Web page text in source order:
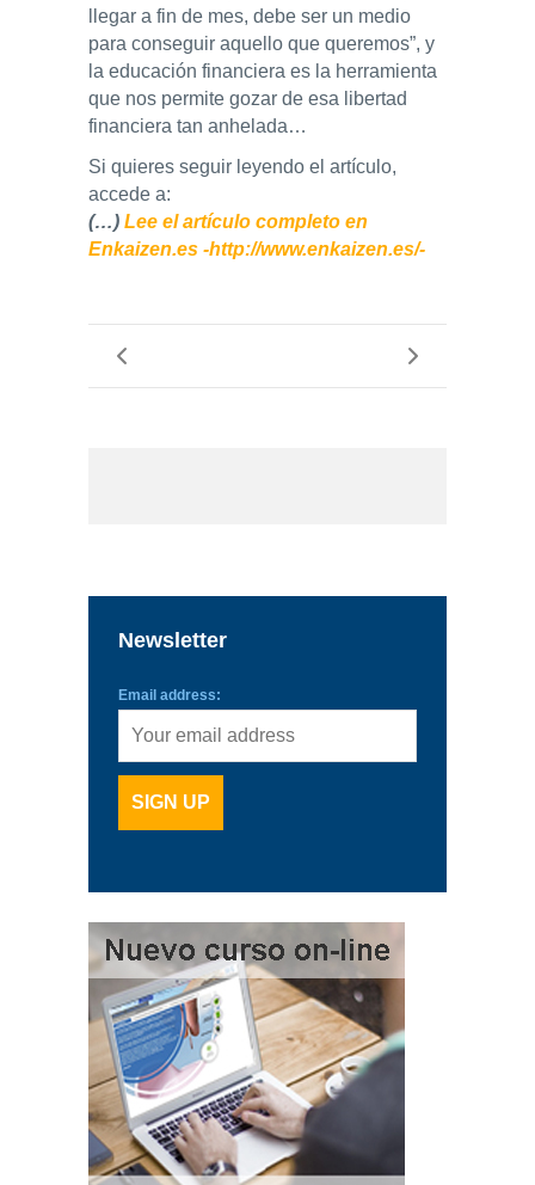
llegar a fin de mes, debe ser un medio
para conseguir aquello que queremos”, y
la educación financiera es la herramienta
que nos permite gozar de esa libertad
financiera tan anhelada…
Si quieres seguir leyendo el artículo,
accede a:
(…) Lee el artículo completo en
Enkaizen.es -http://www.enkaizen.es/-
Newsletter
Email address: